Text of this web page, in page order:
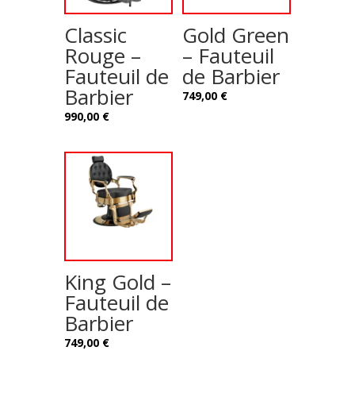
Classic
Rouge –
Fauteuil de
Barbier
990,00 €
Gold Green
– Fauteuil
de Barbier
749,00 €
King Gold –
Fauteuil de
Barbier
749,00 €